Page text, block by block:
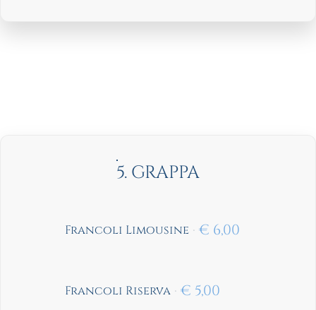
5. GRAPPA
Francoli Limousine € 6,00
Francoli Riserva € 5,00